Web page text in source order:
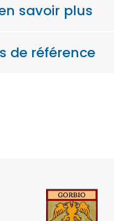
savoir plus
de référence